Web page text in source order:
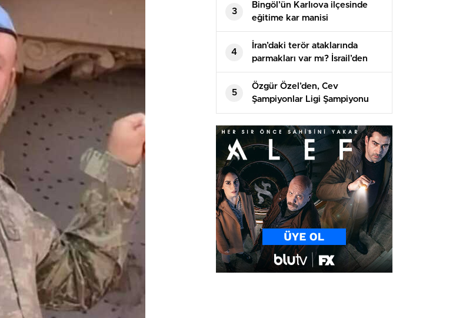
3
Bingöl’ün Karlıova ilçesinde
eğitime kar manisi
4
İran’daki terör ataklarında
parmakları var mı? İsrail’den
birinci açıklama geldi
5
Özgür Özel’den, Cev
Şampiyonlar Ligi Şampiyonu
Vakıfbank’a Tebrik Bildirisi